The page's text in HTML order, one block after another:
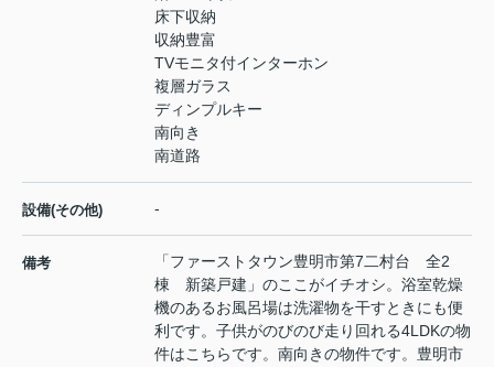
床下収納
収納豊富
TVモニタ付インターホン
複層ガラス
ディンプルキー
南向き
南道路
設備(その他) -
備考
「ファーストタウン豊明市第7二村台 全2
棟 新築戸建」のここがイチオシ。浴室乾燥
機のあるお風呂場は洗濯物を干すときにも便
利です。子供がのびのび走り回れる4LDKの物
件はこちらです。南向きの物件です。豊明市